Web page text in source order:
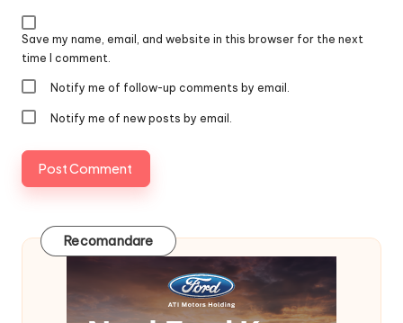
Save my name, email, and website in this browser for the next
time I comment.
Notify me of follow-up comments by email.
Notify me of new posts by email.
Recomandare